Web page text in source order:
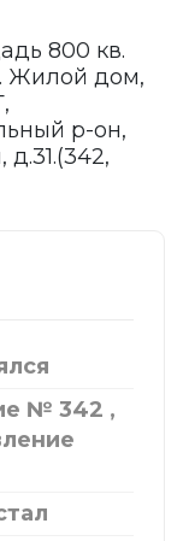
800 кв.
Жилой дом,
р-он,
№ 342 ,